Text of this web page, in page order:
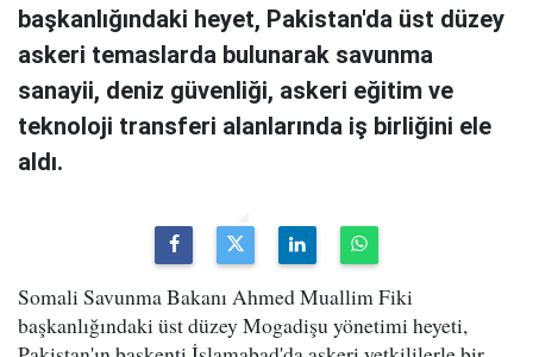
başkanlığındaki heyet, Pakistan'da üst düzey
askeri temaslarda bulunarak savunma
sanayii, deniz güvenliği, askeri eğitim ve
teknoloji transferi alanlarında iş birliğini ele
aldı.
Somali Savunma Bakanı Ahmed Muallim Fiki
başkanlığındaki üst düzey Mogadişu yönetimi heyeti,